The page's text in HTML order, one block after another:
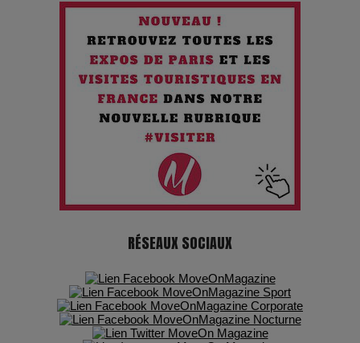
Chien 51 - Quand l’IA prend le pouvoir : une plongée dans un
futur troublant
Maïra Kerey, la “voix d’or du Kazakhstan”, célèbre ses 30
ans de carrière à la Salle Gaveau
Les dessous de la fast fashion : un désastre écologique en
7 Techniques Secrètes des Photographes de Stars
Adieu Jean-Pat : rire au bord du précipice
Pharaonic Festival 2025 : 10 ans d’électro sous les
RÉSEAUX SOCIAUX